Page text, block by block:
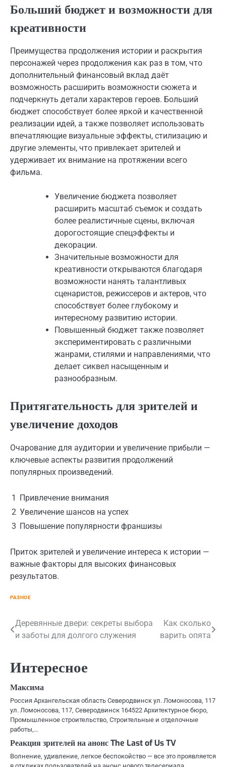
Больший бюджет и возможности для
креативности
Преимущества продолжения истории и раскрытия
персонажей через продолжения как раз в том, что
дополнительный финансовый вклад даёт
возможность расширить возможности сюжета и
подчеркнуть детали характеров героев. Больший
бюджет способствует более яркой и качественной
реализации идей, а также позволяет использовать
впечатляющие визуальные эффекты, стилизацию и
другие элементы, что привлекает зрителей и
удерживает их внимание на протяжении всего
фильма.
Увеличение бюджета позволяет
расширить масштаб съемок и создать
более реалистичные сцены, включая
дорогостоящие спецэффекты и
декорации.
Значительные возможности для
креативности открываются благодаря
возможности нанять талантливых
сценаристов, режиссеров и актеров, что
способствует более глубокому и
интересному развитию истории.
Повышенный бюджет также позволяет
экспериментировать с различными
жанрами, стилями и направлениями, что
делает сиквел насыщенным и
разнообразным.
Притягательность для зрителей и
увеличение доходов
Очарование для аудитории и увеличение прибыли —
ключевые аспекты развития продолжений
популярных произведений.
1 Привлечение внимания
2 Увеличение шансов на успех
3 Повышение популярности франшизы
Приток зрителей и увеличение интереса к истории —
важные факторы для высоких финансовых
результатов.
РАЗНОЕ
Навигация
записям
Деревянные двери: секреты выбора
и заботы для долгого служения
Как сколько
варить опята
Интересное
Максима
Россия Архангельская область Северодвинск ул. Ломоносова, 117
ул. Ломоносова, 117, Северодвинск 164522 Архитектурное бюро,
Промышленное строительство, Строительные и отделочные
работы,…
Реакция зрителей на анонс The Last of Us TV
Волнение, удивление, легкое беспокойство — все это проявляется